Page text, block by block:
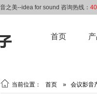
之美--idea for sound 咨询热线：
首页
 当前位置： 首页 » 会议影音